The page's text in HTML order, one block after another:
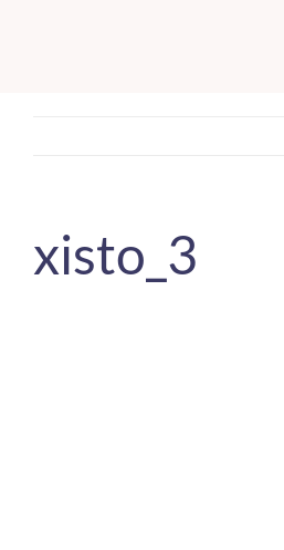
xisto_3